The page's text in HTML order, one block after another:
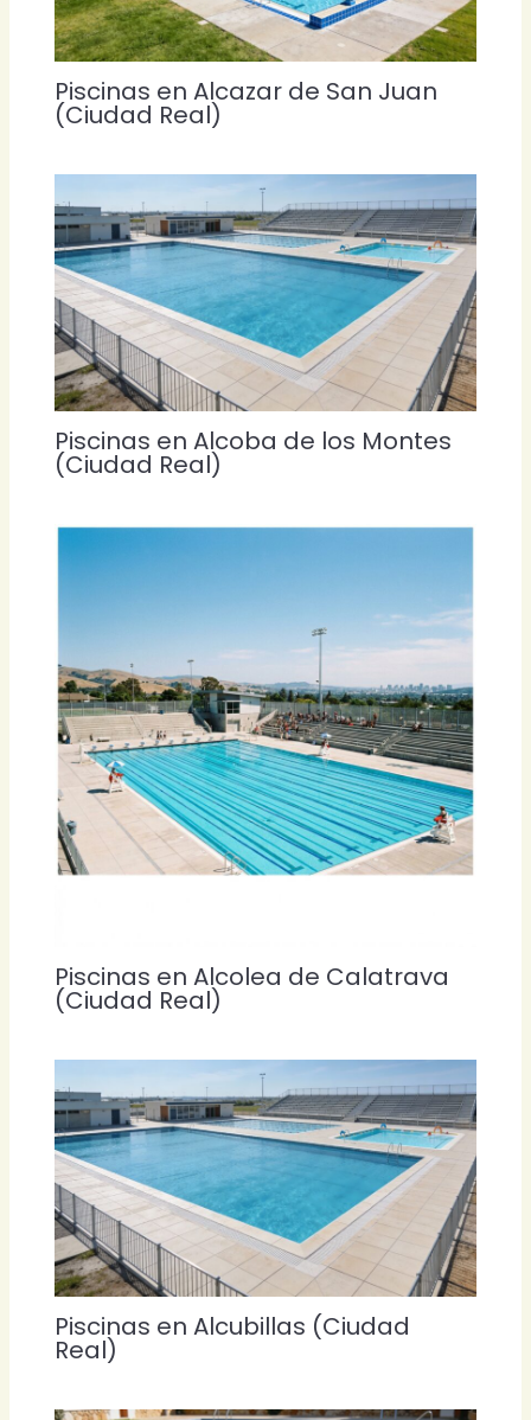
Piscinas en Alcazar de San Juan
(Ciudad Real)
Piscinas en Alcoba de los Montes
(Ciudad Real)
Piscinas en Alcolea de Calatrava
(Ciudad Real)
Piscinas en Alcubillas (Ciudad
Real)